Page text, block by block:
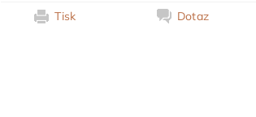
Tisk
Dotaz